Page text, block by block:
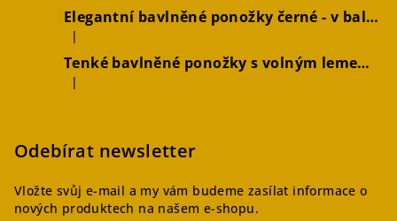
Elegantní bavlněné ponožky černé - v balení 2 párů
Hodnocení produktu je 5 z 5 hvězdiček.
|
Tenké bavlněné ponožky s volným lemem hořčicové, 2 páry
Hodnocení produktu je 4 z 5 hvězdiček.
|
Odebírat newsletter
Vložte svůj e-mail a my vám budeme zasílat informace o
nových produktech na našem e-shopu.